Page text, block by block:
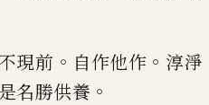
現前 。 自作他作 。 淳淨
是名勝供養 。